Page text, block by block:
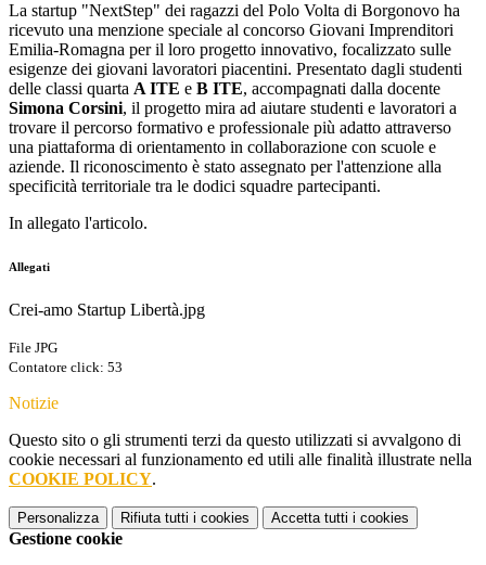
La startup "NextStep" dei ragazzi del Polo Volta di Borgonovo ha
ricevuto una menzione speciale al concorso Giovani Imprenditori
Emilia-Romagna per il loro progetto innovativo, focalizzato sulle
esigenze dei giovani lavoratori piacentini. Presentato dagli studenti
delle classi quarta A ITE e B ITE, accompagnati dalla docente
Simona Corsini, il progetto mira ad aiutare studenti e lavoratori a
trovare il percorso formativo e professionale più adatto attraverso
una piattaforma di orientamento in collaborazione con scuole e
aziende. Il riconoscimento è stato assegnato per l'attenzione alla
specificità territoriale tra le dodici squadre partecipanti.
In allegato l'articolo.
Allegati
Crei-amo Startup Libertà.jpg
File JPG
Contatore click: 53
Notizie
Questo sito o gli strumenti terzi da questo utilizzati si avvalgono di
cookie necessari al funzionamento ed utili alle finalità illustrate nella
COOKIE POLICY.
Personalizza Rifiuta tutti i cookies Accetta tutti i cookies
Gestione cookie